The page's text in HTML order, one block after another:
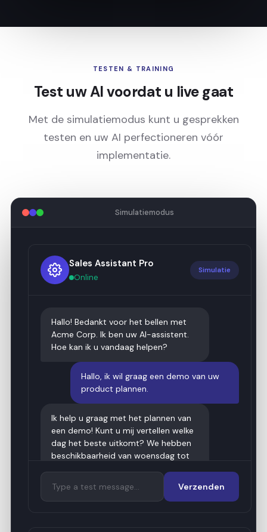
TESTEN & TRAINING
Test uw AI voordat u live gaat
Met de simulatiemodus kunt u gesprekken
testen en uw AI perfectioneren vóór
implementatie.
Simulatiemodus
Sales Assistant Pro
Online
Simulatie
Hallo! Bedankt voor het bellen met
Acme Corp. Ik ben uw AI-assistent.
Hoe kan ik u vandaag helpen?
Hallo, ik wil graag een demo van uw
product plannen.
Ik help u graag met het plannen van
een demo! Kunt u mij vertellen welke
dag het beste uitkomt? We hebben
beschikbaarheid van woensdag tot
Donderdagmiddag zou geweldig zijn.
Verzenden